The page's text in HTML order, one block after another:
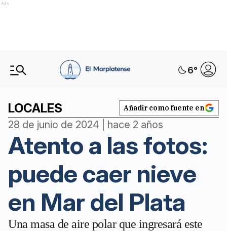
Ads
6°
LOCALES Añadir como fuente en
28 de junio de 2024 | hace 2 años
Atento a las fotos:
puede caer nieve
en Mar del Plata
Una masa de aire polar que ingresará este